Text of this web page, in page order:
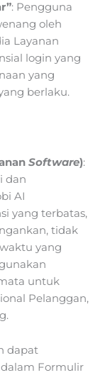
: Pengguna
oleh
Layanan
login yang
yang
berlaku.
Software):
dan
AI
yang terbatas,
tidak
yang
untuk
Pelanggan,
dapat
Formulir